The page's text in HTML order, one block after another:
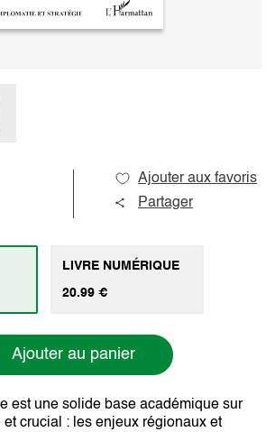
Ajouter aux favoris
Partager
LIVRE NUMÉRIQUE
20.99 €
Ajouter au panier
est une solide base académique sur
et crucial : les enjeux régionaux et